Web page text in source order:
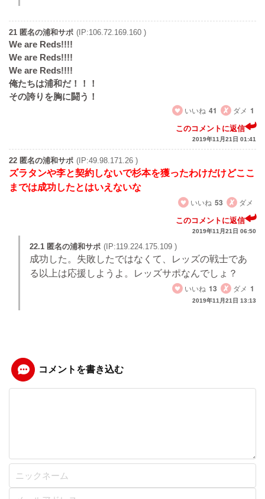
21 匿名の浦和サポ (IP:106.72.169.160 )
We are Reds!!!!
We are Reds!!!!
We are Reds!!!!
俺たちは浦和だ！！！
その誇りを胸に闘う！
いいね 41 ダメ 1
このコメントに返信
2019年11月21日 01:41
22 匿名の浦和サポ (IP:49.98.171.26 )
ズラタンや李と契約しないで杉本を獲ったわけだけどここ
までは成功したとはいえないな
いいね 53 ダメ
このコメントに返信
2019年11月21日 06:50
22.1 匿名の浦和サポ (IP:119.224.175.109 )
成功した。失敗したではなくて、レッズの戦士であ
る以上は応援しようよ。レッズサポなんでしょ？
いいね 13 ダメ 1
2019年11月21日 13:13
コメントを書き込む